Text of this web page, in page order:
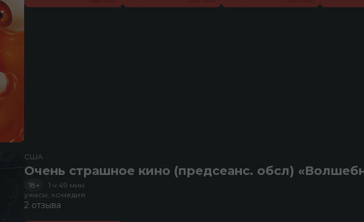
США
Очень страшное кино (предсеанс. обсл)
18+
1 ч 49 мин
ужасы, комедия
2 отзыва